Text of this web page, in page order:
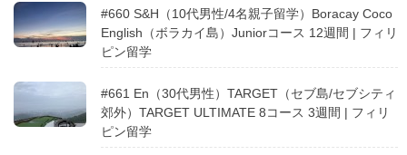
#660 S&H（10代男性/4名親子留学）Boracay Coco
English（ボラカイ島）Juniorコース 12週間 | フィリ
ピン留学
#661 En（30代男性）TARGET（セブ島/セブシティ
郊外）TARGET ULTIMATE 8コース 3週間 | フィリ
ピン留学